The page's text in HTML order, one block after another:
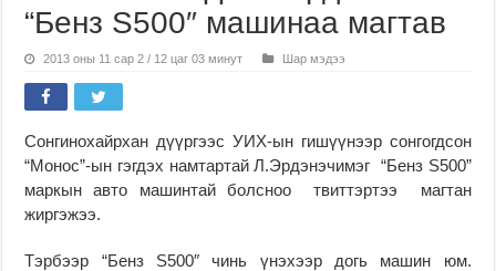
“Бенз S500″ машинаа магтав
2013 оны 11 сар 2 / 12 цаг 03 минут Шар мэдээ
Сонгинохайрхан дүүргээс УИХ-ын гишүүнээр сонгогдсон
“Монос”-ын гэгдэх намтартай Л.Эрдэнэчимэг “Бенз S500”
маркын авто машинтай болсноо твиттэртээ магтан
жиргэжээ.
Тэрбээр “Бенз S500″ чинь үнэхээр догь машин юм.